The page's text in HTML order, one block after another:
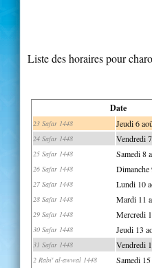
Liste des horaires pour
Date
23 Safar 1448 Jeudi 6
24 Safar 1448 Vendredi
25 Safar 1448 Samedi 8
26 Safar 1448 Dimanche
27 Safar 1448 Lundi 10
28 Safar 1448 Mardi 11
29 Safar 1448 Mercredi
30 Safar 1448 Jeudi 13
31 Safar 1448 Vendredi
2 Rabi' al-awwal 1448 Samedi